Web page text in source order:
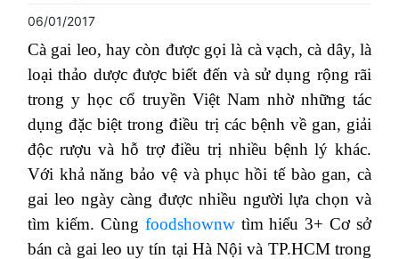
06/01/2017
Cà gai leo, hay còn được gọi là cà vạch, cà dây, là
loại thảo dược được biết đến và sử dụng rộng rãi
trong y học cổ truyền Việt Nam nhờ những tác
dụng đặc biệt trong điều trị các bệnh về gan, giải
độc rượu và hỗ trợ điều trị nhiều bệnh lý khác.
Với khả năng bảo vệ và phục hồi tế bào gan, cà
gai leo ngày càng được nhiều người lựa chọn và
tìm kiếm. Cùng foodshownwtìm hiểu 3+ Cơ sở
bán cà gai leo uy tín tại Hà Nội và TP.HCM trong